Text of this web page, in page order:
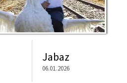
Jabaz
06.01.2026